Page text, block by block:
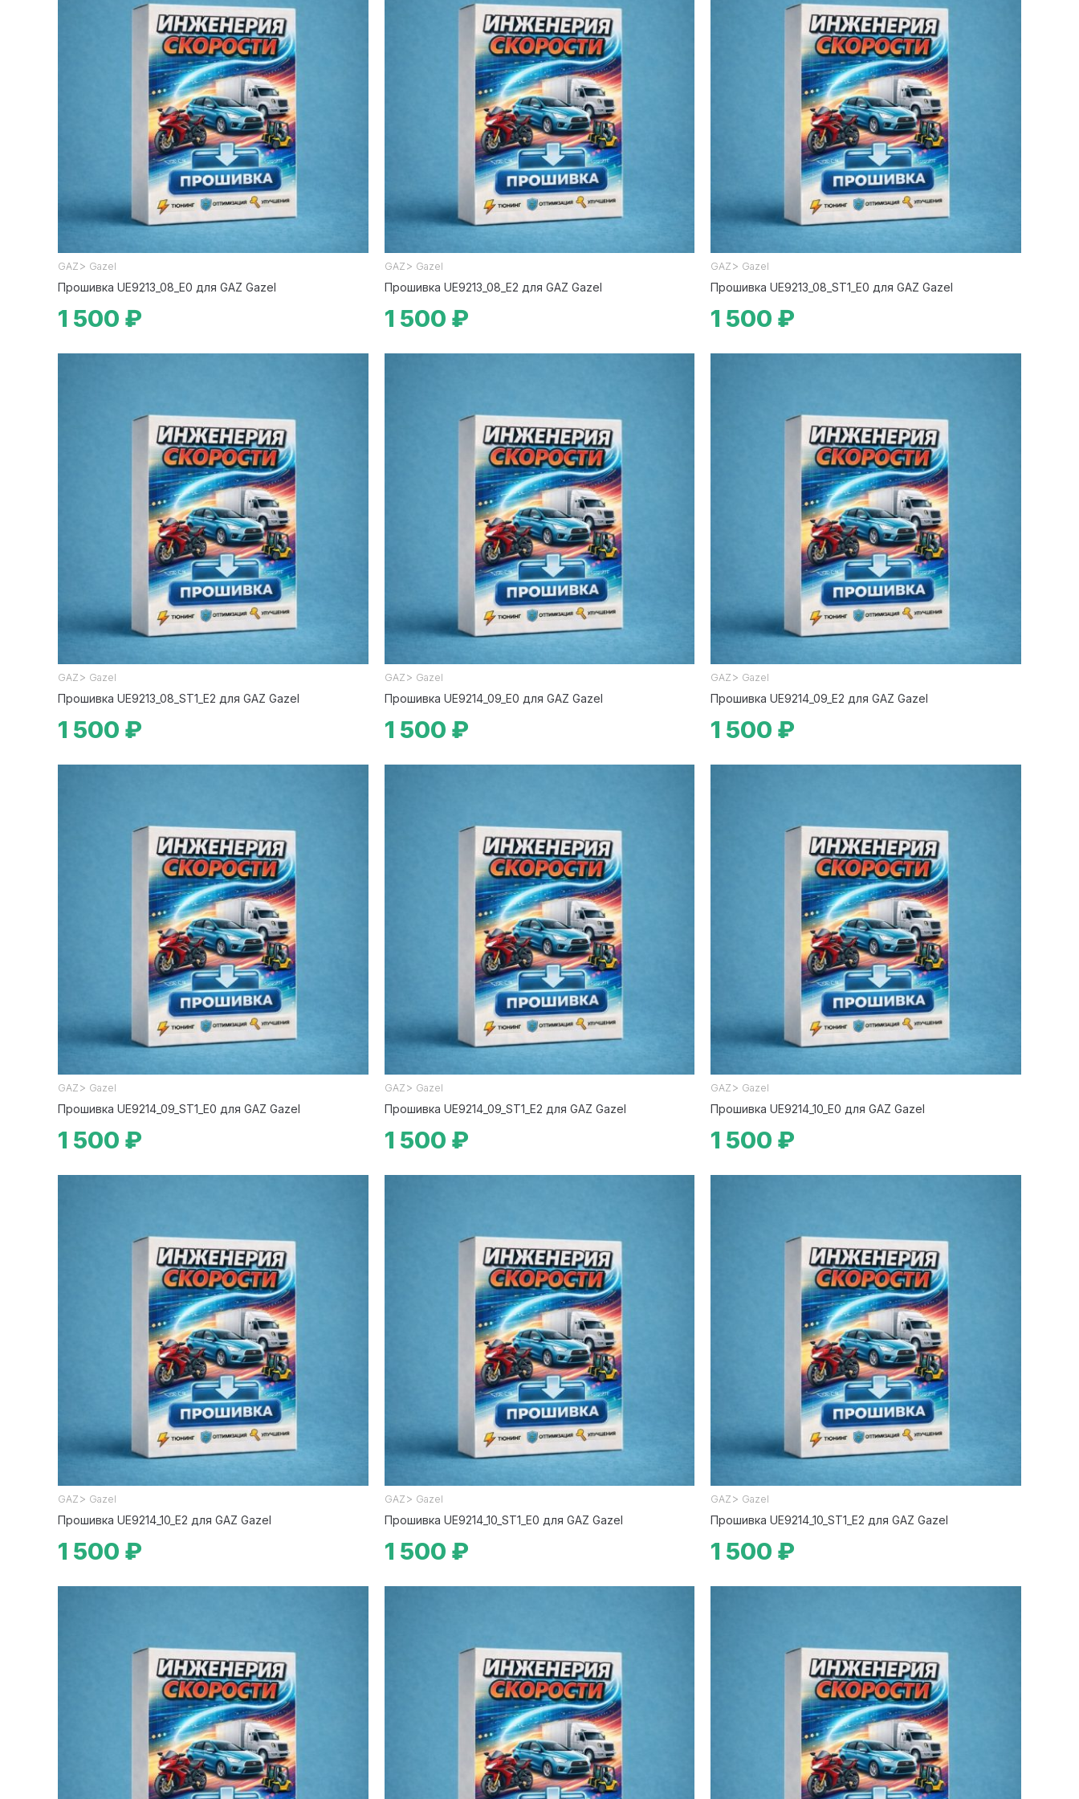
GAZ > Gazel
Прошивка UE9213_08_E0 для GAZ Gazel
1 500 ₽
GAZ > Gazel
Прошивка UE9213_08_E2 для GAZ Gazel
1 500 ₽
GAZ > Gazel
Прошивка UE9213_08_ST1_E0 для GAZ Gazel
1 500 ₽
GAZ > Gazel
Прошивка UE9213_08_ST1_E2 для GAZ Gazel
1 500 ₽
GAZ > Gazel
Прошивка UE9214_09_E0 для GAZ Gazel
1 500 ₽
GAZ > Gazel
Прошивка UE9214_09_E2 для GAZ Gazel
1 500 ₽
GAZ > Gazel
Прошивка UE9214_09_ST1_E0 для GAZ Gazel
1 500 ₽
GAZ > Gazel
Прошивка UE9214_09_ST1_E2 для GAZ Gazel
1 500 ₽
GAZ > Gazel
Прошивка UE9214_10_E0 для GAZ Gazel
1 500 ₽
GAZ > Gazel
Прошивка UE9214_10_E2 для GAZ Gazel
1 500 ₽
GAZ > Gazel
Прошивка UE9214_10_ST1_E0 для GAZ Gazel
1 500 ₽
GAZ > Gazel
Прошивка UE9214_10_ST1_E2 для GAZ Gazel
1 500 ₽